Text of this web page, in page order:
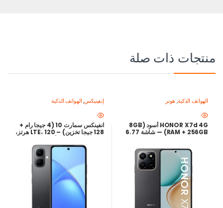
منتجات ذات صلة
الهواتف الذكية, هونر
HONOR X7d 4G أسود (8GB
RAM + 256GB) — شاشة 6.77
إنفينيكس,الهواتف الذكية
انفينكس سمارت 10 (4 جيجا رام +
128 جيجا تخزين) – LTE، 120 هرتز،